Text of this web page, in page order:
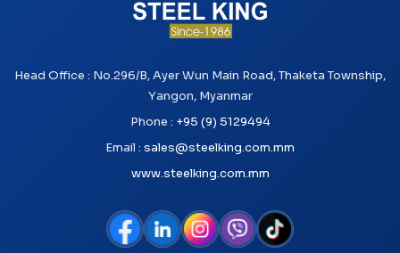
Head Office : No.296/B, Ayer Wun Main Road, Thaketa Township,
Yangon, Myanmar
Phone : +95 (9) 5129494
Email : sales@steelking.com.mm
www.steelking.com.mm